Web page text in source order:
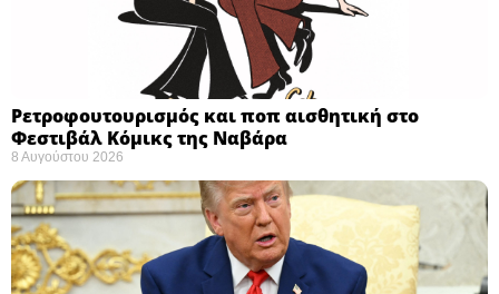
Ρετροφουτουρισμός και ποπ αισθητική στο
Φεστιβάλ Κόμικς της Ναβάρα ​
8 Αυγούστου 2026